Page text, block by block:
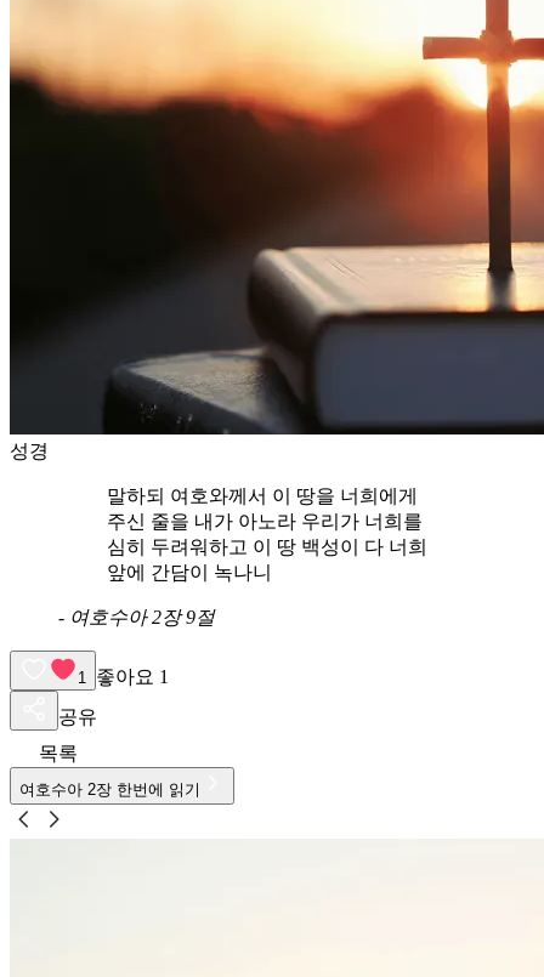
성경
말하되 여호와께서 이 땅을 너희에게
주신 줄을 내가 아노라 우리가 너희를
심히 두려워하고 이 땅 백성이 다 너희
앞에 간담이 녹나니
- 여호수아 2장 9절
1 좋아요 1
공유
목록
여호수아 2장 한번에 읽기